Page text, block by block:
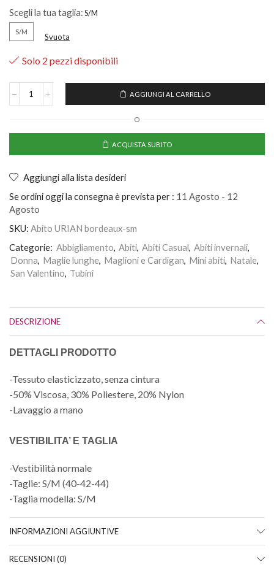
Scegli la tua taglia:
S/M Svuota
Solo 2 pezzi disponibili
AGGIUNGI AL CARRELLO
O
ACQUISTA SUBITO
Aggiungi alla lista desideri
Se ordini oggi la consegna è prevista per : 11 Agosto - 12
Agosto
SKU: Abito URIAN bordeaux-sm
Categorie: Abbigliamento, Abiti, Abiti Casual, Abiti invernali,
Donna, Maglie lunghe, Maglioni e Cardigan, Mini abiti, Natale,
San Valentino, Tubini
DESCRIZIONE
DETTAGLI PRODOTTO
-Tessuto elasticizzato, senza cintura
-50% Viscosa, 30% Poliestere, 20% Nylon
-Lavaggio a mano
VESTIBILITA’ E TAGLIA
-Vestibilità normale
-Taglie: S/M (40-42-44)
-Taglia modella: S/M
INFORMAZIONI AGGIUNTIVE
RECENSIONI (0)